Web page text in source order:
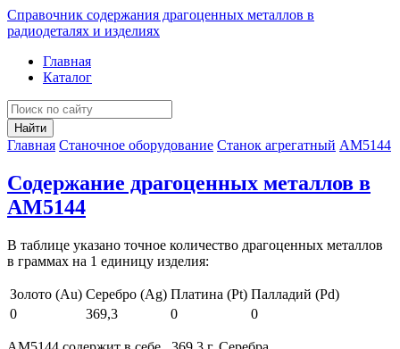
Справочник содержания драгоценных металлов в
радиодеталях и изделиях
Главная
Каталог
Найти
Главная Станочное оборудование Станок агрегатный АМ5144
Содержание драгоценных металлов в
АМ5144
В таблице указано точное количество драгоценных металлов
в граммах на 1 единицу изделия:
Золото (Au) Серебро (Ag) Платина (Pt) Палладий (Pd)
0
369,3 0 0